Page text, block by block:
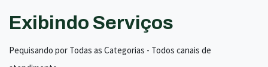
Exibindo Serviços
Pequisando por Todas as Categorias - Todos canais de